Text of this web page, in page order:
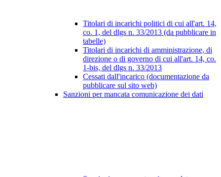
Titolari di incarichi politici di cui all'art. 14,
co. 1, del dlgs n. 33/2013 (da pubblicare in
tabelle)
Titolari di incarichi di amministrazione, di
direzione o di governo di cui all'art. 14, co.
1-bis, del dlgs n. 33/2013
Cessati dall'incarico (documentazione da
pubblicare sul sito web)
Sanzioni per mancata comunicazione dei dati